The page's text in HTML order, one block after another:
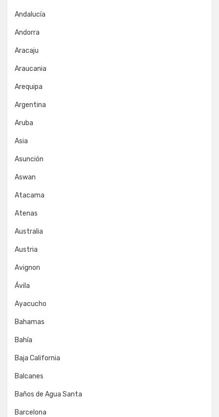
Andalucía
Andorra
Aracaju
Araucania
Arequipa
Argentina
Aruba
Asia
Asunción
Aswan
Atacama
Atenas
Australia
Austria
Avignon
Ávila
Ayacucho
Bahamas
Bahía
Baja California
Balcanes
Baños de Agua Santa
Barcelona